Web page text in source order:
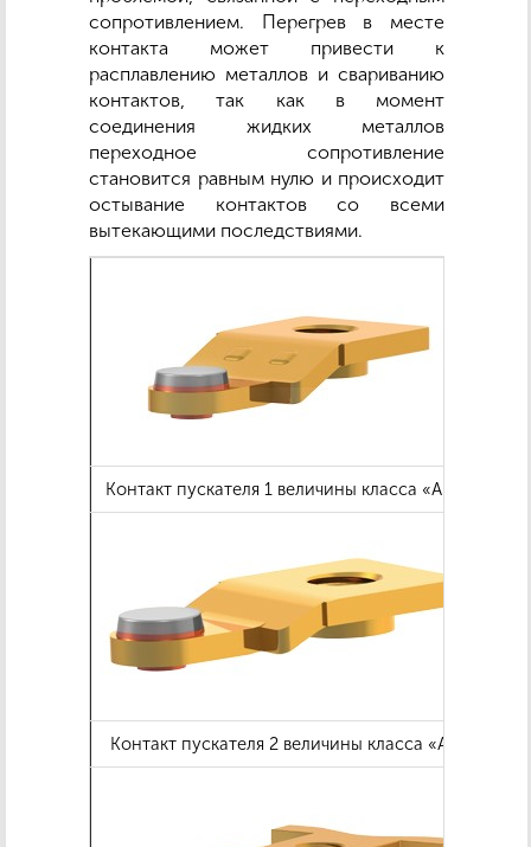
сопротивлением. Перегрев в месте
контакта может привести к
расплавлению металлов и свариванию
контактов, так как в момент
соединения жидких металлов
переходное сопротивление
становится равным нулю и происходит
остывание контактов со всеми
вытекающими последствиями.
Контакт пускателя 1 величины класса «А»
Контакт пускателя 2 величины класса «А»